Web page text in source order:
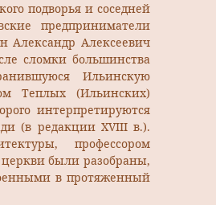
подворья и соседней
предприниматели
Александр Алексеевич
сломки большинства
Ильинскую
Теплых (Ильинских)
интерпретируются
(в редакции XVIII в.).
профессором
были разобраны,
в протяженный